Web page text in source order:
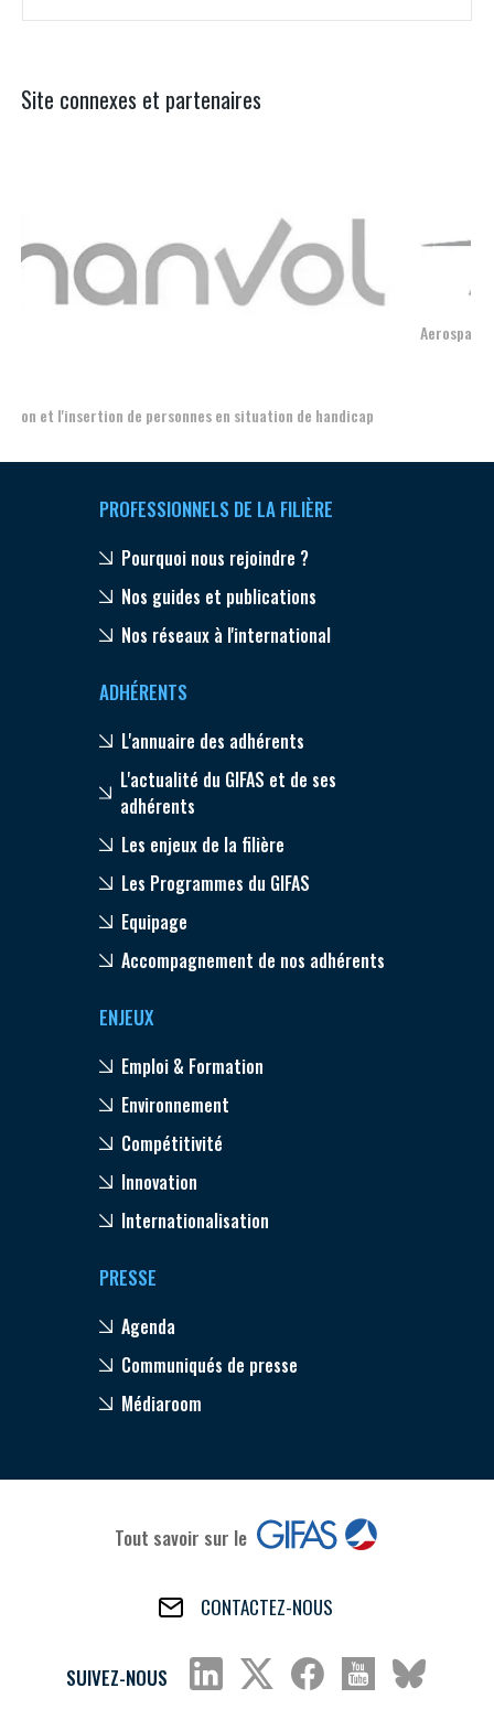
Site connexes et partenaires
Aerospace, Security and Defence Industries Association of Europe
PROFESSIONNELS DE LA FILIÈRE
Pourquoi nous rejoindre ?
Nos guides et publications
Nos réseaux à l'international
ADHÉRENTS
L'annuaire des adhérents
L'actualité du GIFAS et de ses
adhérents
Les enjeux de la filière
Les Programmes du GIFAS
Equipage
Accompagnement de nos adhérents
ENJEUX
Emploi & Formation
Environnement
Compétitivité
Innovation
Internationalisation
PRESSE
Agenda
Communiqués de presse
Médiaroom
Tout savoir sur le
CONTACTEZ-NOUS
SUIVEZ-NOUS